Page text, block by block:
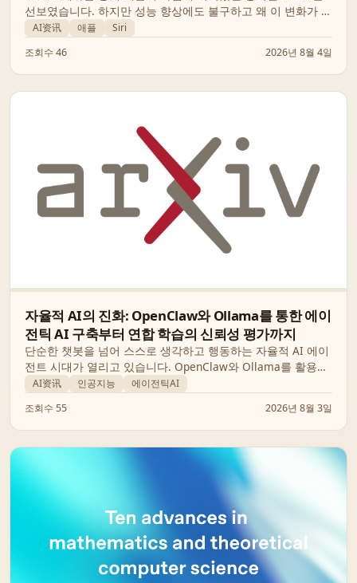
선보였습니다. 하지만 성능 향상에도 불구하고 왜 이 변화가 혁
신적이라기보다 김빠진 버그 수정처럼 느껴지는지 그 이유를
AI资讯 애플
Siri
조회수 46
2026년 8월 4일
자율적 AI의 진화: OpenClaw와 Ollama를 통한 에이
전틱 AI 구축부터 연합 학습의 신뢰성 평가까지
단순한 챗봇을 넘어 스스로 생각하고 행동하는 자율적 AI 에이
전트 시대가 열리고 있습니다. OpenClaw와 Ollama를 활용한
차세대 에이전트 아키텍처와 연합 학습 모델의 성능을 정확하
니다.
AI资讯 인공지능
에이전틱AI
조회수 55
2026년 8월 3일